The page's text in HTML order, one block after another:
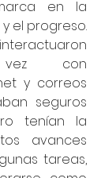
en la
el progreso.
con
y correos
seguros
tenían la
avances
tareas,